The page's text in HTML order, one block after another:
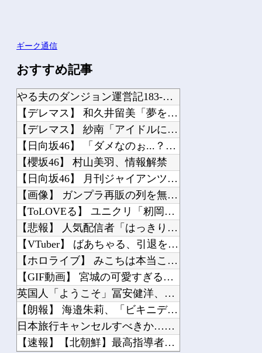
ギーク通信
おすすめ記事
やる夫のダンジョン運営記183-雑談所ネタ118 懺悔小ネタ「創刻のファイアホイ...
【デレマス】 和久井留美「夢を作って、いつか遊んで」
【デレマス】 紗南「アイドルに似合うポケモン？」
【日向坂46】 「ダメなのぉ...？」渡辺莉奈さん、写真集に興味津々
【櫻坂46】 村山美羽、情報解禁
【日向坂46】 月刊ジャイアンツ公式、重大告知！
【画像】 ガンプラ再販の列を無視して開店ダッシュした客の末路…
【ToLOVEる】 ユニクリ「籾岡里紗 ダークネスver.」フィギュア【再販予約...
【悲報】 人気配信者「はっきり言う、ジャングリア沖縄ほんとーーーーーーーーにおも...
【VTuber】 ばあちゃる、引退を発表 8月9日の誕生日配信で詳細を説明「ずっ...
【ホロライブ】 みこちは本当こういうの上手いなｗｗｗ
【GIF動画】 宮城の可愛すぎるチアさん、甲子園で発見される
英国人「ようこそ」冨安健洋、クリスタルパレス加入が決定的に！メディカル検査をパス...
【朗報】 海邉朱莉、「ビキニデカい動画」が出回る→ミーグリが売れるｗｗｗｗｗｗ
日本旅行キャンセルすべきか…1万年ぶり史上最大級の火山の兆し＝韓国の反応
【速報】【北朝鮮】最高指導者金正恩、死亡確認